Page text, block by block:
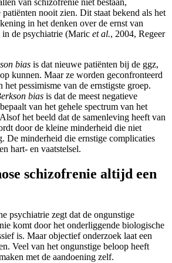
van schizofrenie niet bestaan,
nooit zien. Dit staat bekend als het
in het denken over de ernst van
in de psychiatrie (Maric et al., 2004, Regeer
bias is dat nieuwe patiënten bij de ggz,
kunnen. Maar ze worden geconfronteerd
pessimisme van de ernstigste groep.
bias is dat de meest negatieve
van het gehele spectrum van het
het beeld dat de samenleving heeft van
door de kleine minderheid die niet
De minderheid die ernstige complicaties
hart- en vaatstelsel.
schizofrenie altijd een
psychiatrie zegt dat de ongunstige
komt door het onderliggende biologische
is. Maar objectief onderzoek laat een
Veel van het ongunstige beloop heeft
met de aandoening zelf.